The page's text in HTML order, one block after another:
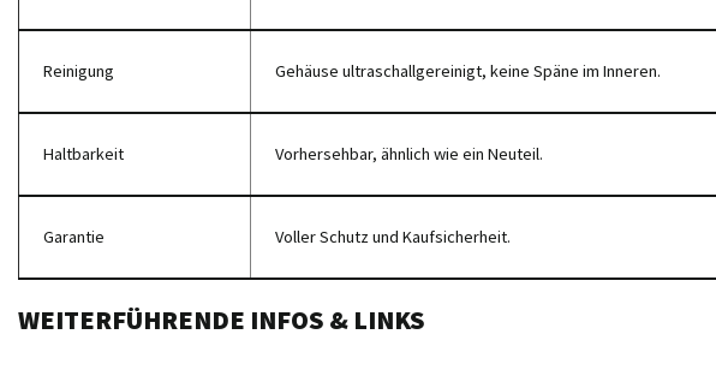
Reinigung Gehäuse ultraschallgereinigt, keine Späne im Inneren.
Haltbarkeit Vorhersehbar, ähnlich wie ein Neuteil.
Garantie Voller Schutz und Kaufsicherheit.
WEITERFÜHRENDE INFOS & LINKS